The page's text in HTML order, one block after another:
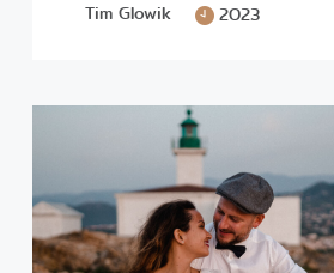
Tim Glowik 2023